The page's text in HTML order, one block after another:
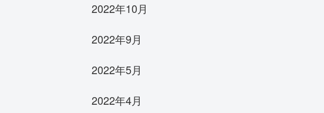
2022年10月
2022年9月
2022年5月
2022年4月